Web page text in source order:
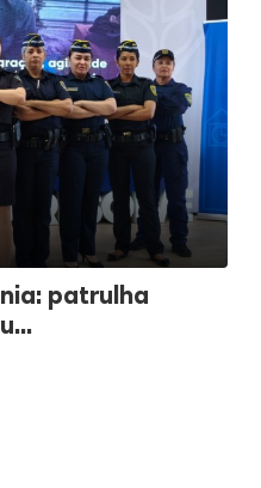
patrulha